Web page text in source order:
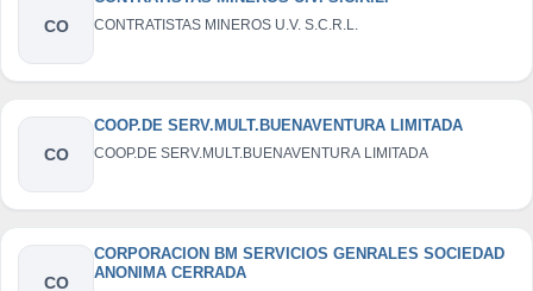
CO CONTRATISTAS MINEROS U.V. S.C.R.L.
CO
COOP.DE SERV.MULT.BUENAVENTURA LIMITADA
COOP.DE SERV.MULT.BUENAVENTURA LIMITADA
CO
CORPORACION BM SERVICIOS GENRALES SOCIEDAD
ANONIMA CERRADA